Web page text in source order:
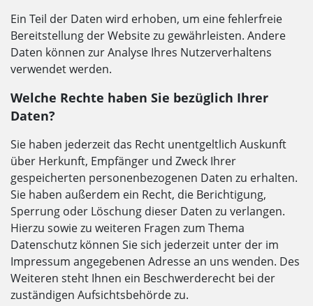
Ein Teil der Daten wird erhoben, um eine fehlerfreie
Bereitstellung der Website zu gewährleisten. Andere
Daten können zur Analyse Ihres Nutzerverhaltens
verwendet werden.
Welche Rechte haben Sie bezüglich Ihrer
Daten?
Sie haben jederzeit das Recht unentgeltlich Auskunft
über Herkunft, Empfänger und Zweck Ihrer
gespeicherten personenbezogenen Daten zu erhalten.
Sie haben außerdem ein Recht, die Berichtigung,
Sperrung oder Löschung dieser Daten zu verlangen.
Hierzu sowie zu weiteren Fragen zum Thema
Datenschutz können Sie sich jederzeit unter der im
Impressum angegebenen Adresse an uns wenden. Des
Weiteren steht Ihnen ein Beschwerderecht bei der
zuständigen Aufsichtsbehörde zu.